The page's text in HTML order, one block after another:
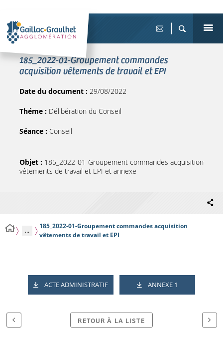
185_2022-01-Groupement commandes
acquisition vêtements de travail et EPI
Date du document : 29/08/2022
Théme : Délibération du Conseil
Séance : Conseil
Objet : 185_2022-01-Groupement commandes acquisition
vêtements de travail et EPI et annexe
...
185_2022-01-Groupement commandes acquisition
vêtements de travail et EPI
ACTE ADMINISTRATIF ANNEXE 1
RETOUR À LA LISTE